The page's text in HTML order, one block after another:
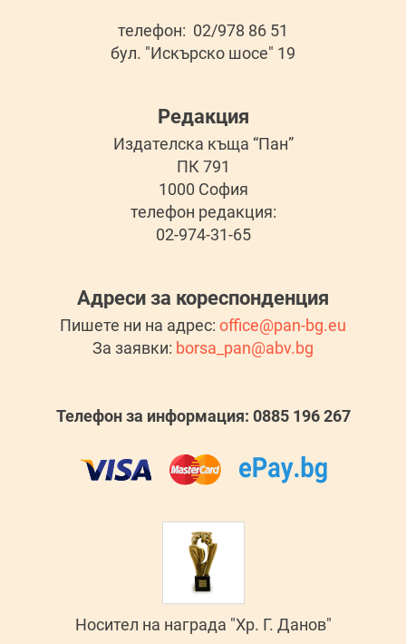
телефон: 02/978 86 51
бул. "Искърско шосе" 19
Редакция
Издателска къща “Пан”
ПК 791
1000 София
телефон редакция:
02-974-31-65
Адреси за кореспонденция
Пишете ни на адрес: office@pan-bg.eu
За заявки: borsa_pan@abv.bg
Телефон за информация: 0885 196 267
Носител на награда "Хр. Г. Данов"